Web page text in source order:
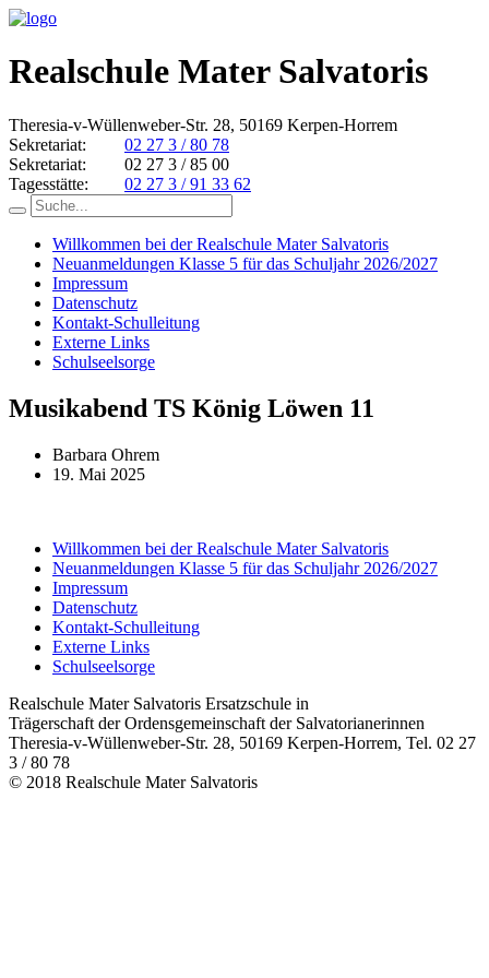
Realschule Mater Salvatoris
Theresia-v-Wüllenweber-Str. 28, 50169 Kerpen-Horrem
Sekretariat:
02 27 3 / 80 78
Sekretariat:
02 27 3 / 85 00
Tagesstätte:
02 27 3 / 91 33 62
Willkommen bei der Realschule Mater Salvatoris
Neuanmeldungen Klasse 5 für das Schuljahr 2026/2027
Impressum
Datenschutz
Kontakt-Schulleitung
Externe Links
Schulseelsorge
Musikabend TS König Löwen 11
Barbara Ohrem
19. Mai 2025
Willkommen bei der Realschule Mater Salvatoris
Neuanmeldungen Klasse 5 für das Schuljahr 2026/2027
Impressum
Datenschutz
Kontakt-Schulleitung
Externe Links
Schulseelsorge
Realschule Mater Salvatoris Ersatzschule in
Trägerschaft der Ordensgemeinschaft der Salvatorianerinnen
Theresia-v-Wüllenweber-Str. 28, 50169 Kerpen-Horrem, Tel. 02 27
3 / 80 78
© 2018 Realschule Mater Salvatoris